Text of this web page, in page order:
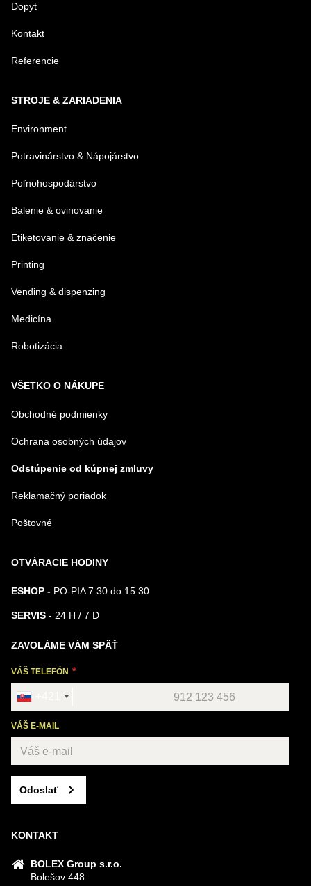
Dopyt
Kontakt
Referencie
STROJE & ZARIADENIA
Environment
Potravinárstvo & Nápojárstvo
Poľnohospodárstvo
Balenie & ovinovanie
Etiketovanie & značenie
Printing
Vending & dispenzing
Medicína
Robotizácia
VŠETKO O NÁKUPE
Obchodné podmienky
Ochrana osobných údajov
Odstúpenie od kúpnej zmluvy
Reklamačný poriadok
Poštovné
OTVÁRACIE HODINY
ESHOP - PO-PIA 7:30 do 15:30
SERVIS - 24 H / 7 D
ZAVOLÁME VÁM SPÄŤ
VÁŠ TELEFÓN
VÁŠ E-MAIL
Odoslať
KONTAKT
BOLEX Group s.r.o.
Bolešov 448